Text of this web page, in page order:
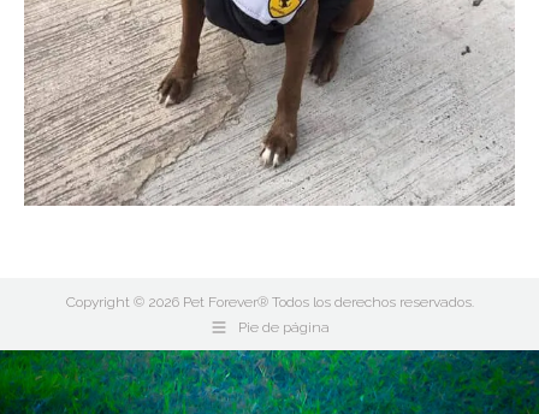
Copyright © 2026 Pet Forever® Todos los derechos reservados.
Pie de página